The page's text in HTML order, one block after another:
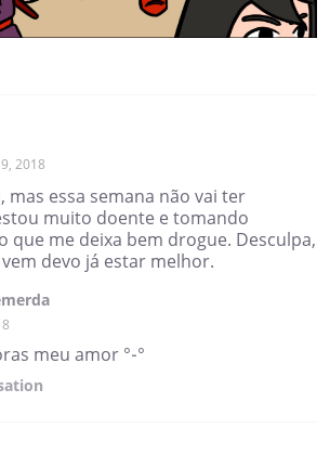
2018
mas essa semana não vai ter
muito doente e tomando
que me deixa bem drogue. Desculpa,
devo já estar melhor.
meu amor °-°